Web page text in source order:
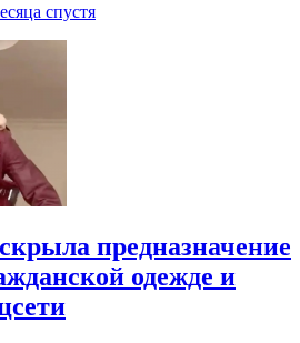
спустя
предназначение
одежде и